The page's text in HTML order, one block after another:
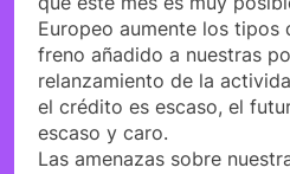
Europeo aumente los tipos
freno añadido a nuestras
relanzamiento de la
el crédito es escaso, el
escaso y caro.
Las amenazas sobre